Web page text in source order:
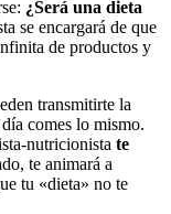
¿Será una dieta
se encargará de que
de productos y
transmitirte la
comes lo mismo.
nutricionista te
te animará a
tu «dieta» no te